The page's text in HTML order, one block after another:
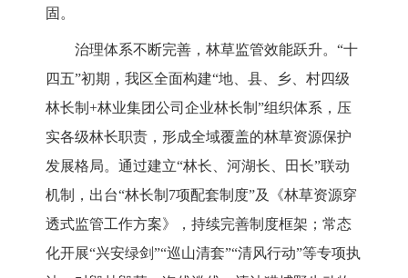
固。
治理体系不断完善，林草监管效能跃升。 “十
四五”初期， 我区全面构建“地、县、乡、村四级
林长制+林业集团公司企业林长制”组织体系，压
实各级林长职责，形成全域覆盖的林草资源保护
发展格局。通过建立“林长、河湖长、田长”联动
机制，出台“林长制7项配套制度”及《林草资源穿
透式监管工作方案》，持续完善制度框架；常态
化开展“兴安绿剑”“巡山清套”“清风行动”等专项执